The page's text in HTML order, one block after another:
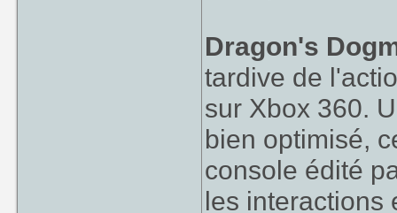
Dragon's
tardive de
sur Xbox 360.
bien optimisé,
console édité
les interactions